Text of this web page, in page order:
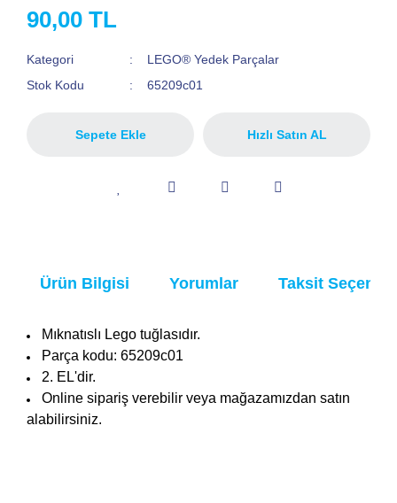
90,00 TL
Kategori
LEGO® Yedek Parçalar
Stok Kodu
65209c01
Sepete Ekle Hızlı Satın AL
Ürün Bilgisi Yorumlar Taksit
Mıknatıslı Lego tuğlasıdır.
Parça kodu: 65209c01
2. EL'dir.
Online sipariş verebilir veya mağazamızdan satın
alabilirsiniz.